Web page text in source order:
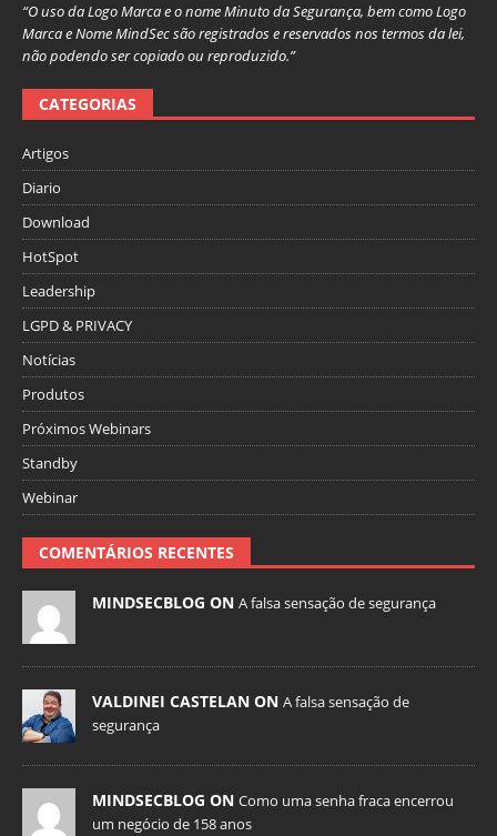
“O uso da Logo Marca e o nome Minuto da Segurança, bem como Logo
Marca e Nome MindSec são registrados e reservados nos termos da lei,
não podendo ser copiado ou reproduzido.”
CATEGORIAS
Artigos
Diario
Download
HotSpot
Leadership
LGPD & PRIVACY
Notícias
Produtos
Próximos Webinars
Standby
Webinar
COMENTÁRIOS RECENTES
MINDSECBLOG ON A falsa sensação de segurança
VALDINEI CASTELAN ON A falsa sensação de
segurança
MINDSECBLOG ON Como uma senha fraca encerrou
um negócio de 158 anos